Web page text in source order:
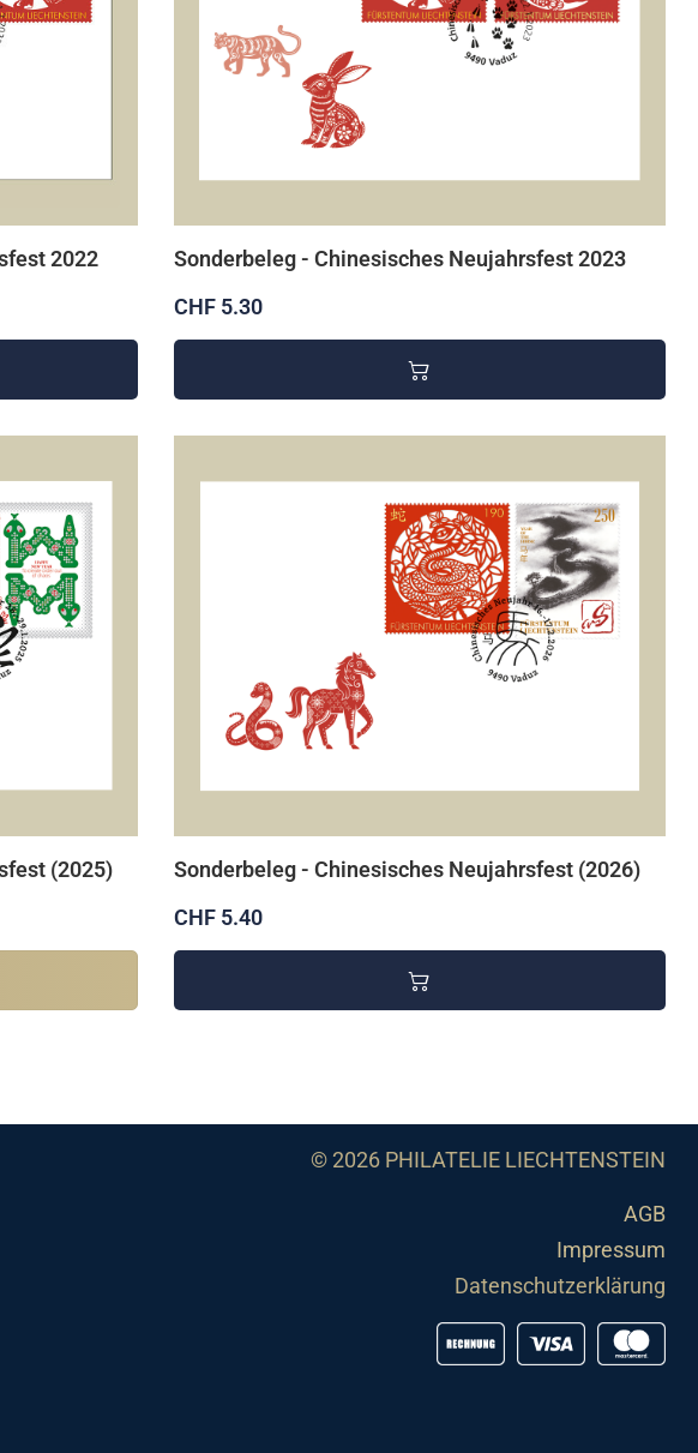
2022
Sonderbeleg - Chinesisches Neujahrsfest 2023
CHF 5.30
(2025)
Sonderbeleg - Chinesisches Neujahrsfest (2026)
CHF 5.40
© 2026 PHILATELIE LIECHTENSTEIN
AGB
Impressum
Datenschutzerklärung